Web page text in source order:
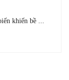
khiến bề ...